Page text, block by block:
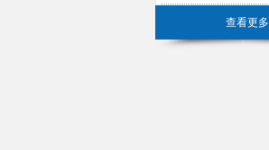
查看更多